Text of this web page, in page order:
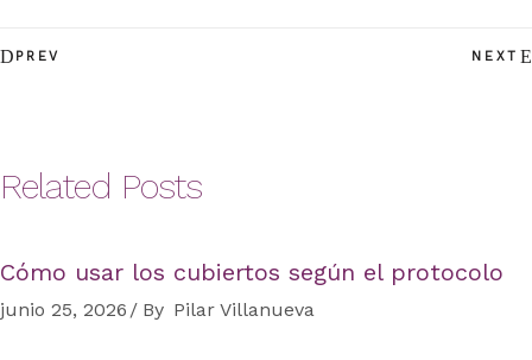
PREV NEXT
Related Posts
Cómo usar los cubiertos según el protocolo
junio 25, 2026 By Pilar Villanueva